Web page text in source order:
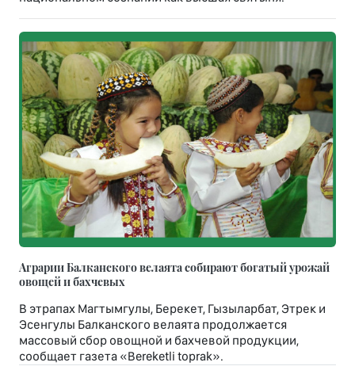
Аграрии Балканского велаята собирают богатый урожай
овощей и бахчевых
В этрапах Магтымгулы, Берекет, Гызыларбат, Этрек и
Эсенгулы Балканского велаята продолжается
массовый сбор овощной и бахчевой продукции,
сообщает газета «Bereketli toprak».